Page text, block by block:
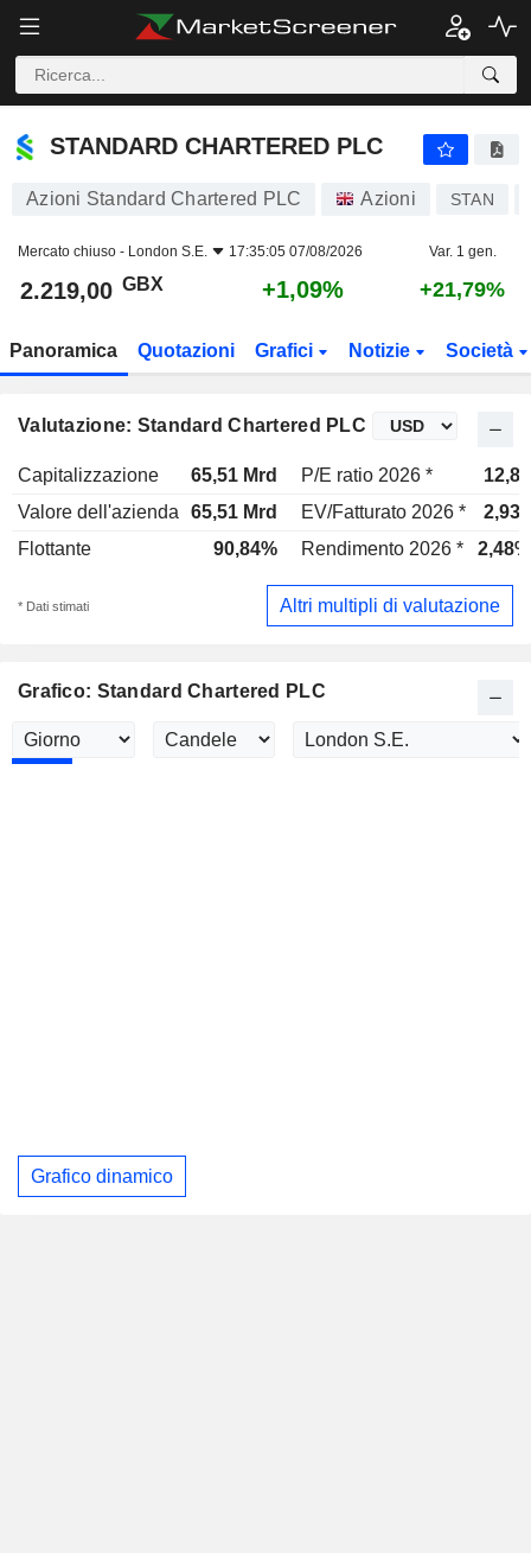
STANDARD CHARTERED PLC
Azioni Standard Chartered PLC Azioni STAN
Mercato chiuso - London S.E. 17:35:05 07/08/2026 Var. 1 gen.
2.219,00 GBX +1,09% +21,79%
Panoramica Quotazioni Grafici Notizie Società
Valutazione: Standard Chartered PLC
Capitalizzazione 65,51 Mrd P/E ratio 2026 *
12,8x
Valore dell'azienda
65,51 Mrd EV/Fatturato 2026 *
2,93x
Flottante
90,84% Rendimento 2026 * 2,48%
* Dati stimati Altri multipli di valutazione
Grafico: Standard Chartered PLC
Grafico dinamico